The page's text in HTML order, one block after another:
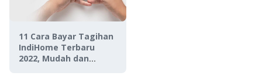
11 Cara Bayar Tagihan
IndiHome Terbaru
2022, Mudah dan